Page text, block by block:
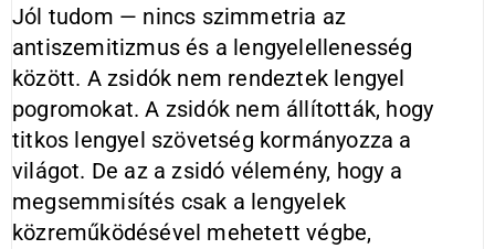
Jól tudom — nincs szimmetria az
antiszemitizmus és a lengyelellenesség
között. A zsidók nem rendeztek lengyel
pogromokat. A zsidók nem állították, hogy
titkos lengyel szövetség kormányozza a
világot. De az a zsidó vélemény, hogy a
megsemmisítés csak a lengyelek
közreműködésével mehetett végbe,